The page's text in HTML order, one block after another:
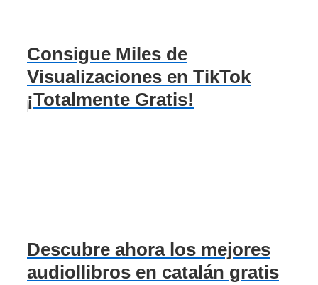
Consigue Miles de
Visualizaciones en TikTok
¡Totalmente Gratis!
Descubre ahora los mejores
audiollibros en catalán gratis